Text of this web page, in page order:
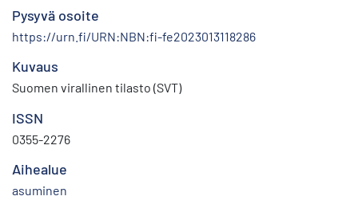
Pysyvä osoite
https://urn.fi/URN:NBN:fi-fe2023013118286
Kuvaus
Suomen virallinen tilasto (SVT)
ISSN
0355-2276
Aihealue
asuminen